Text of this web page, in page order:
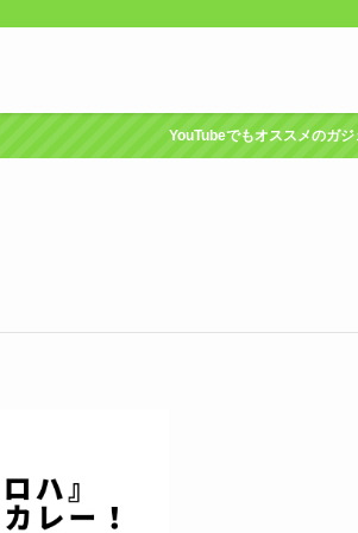
YouTubeでもオススメのガ